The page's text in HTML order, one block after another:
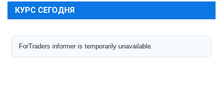
КУРС СЕГОДНЯ